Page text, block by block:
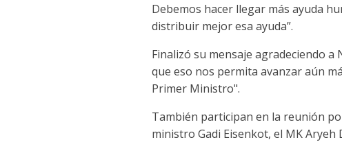
Debemos hacer llegar más ayuda
distribuir mejor esa ayuda”.
Finalizó su mensaje agradeciendo
que eso nos permita avanzar aún
Primer Ministro".
También participan en la reunión
ministro Gadi Eisenkot, el MK